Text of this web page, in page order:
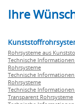
Ihre
Rohrsysteme aus
Technische Informationen
Rohrsysteme
Technische
Rohrsysteme
Technische
Transparent Rohrsysteme